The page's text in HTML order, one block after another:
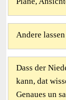
Andere
Dass der
kann, dat
Genaues un